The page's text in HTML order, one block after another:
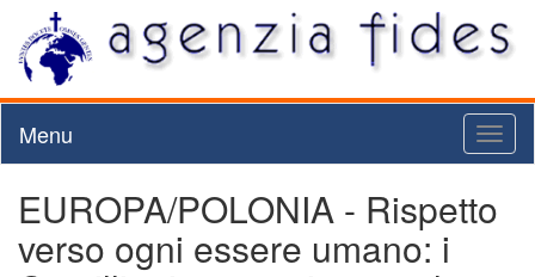
Menu
EUROPA/POLONIA - Rispetto
verso ogni essere umano: i